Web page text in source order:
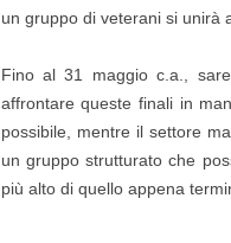
un gruppo di veterani si unirà
Fino al 31 maggio c.a.,
affrontare queste finali in
possibile, mentre il settore
un gruppo strutturato che
più alto di quello appena